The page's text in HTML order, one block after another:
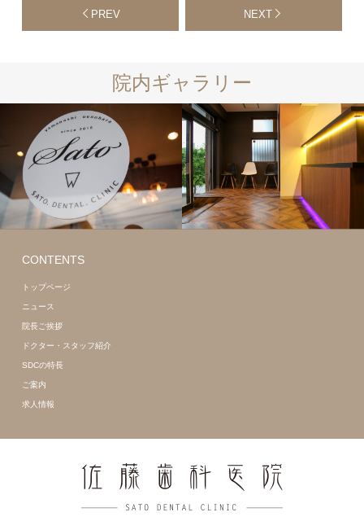
PREV NEXT
院内ギャラリー
CONTENTS
トップページ
ニュース
院長ご挨拶
ドクター・スタッフ紹介
SDCの特長
ご案内
求人情報